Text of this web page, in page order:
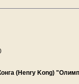
(Henry Kong)